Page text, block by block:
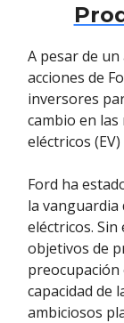
A pesar de
acciones de
inversores
cambio en
eléctricos
Ford ha
la vanguardia
eléctricos.
objetivos de
capacidad de
ambiciosos